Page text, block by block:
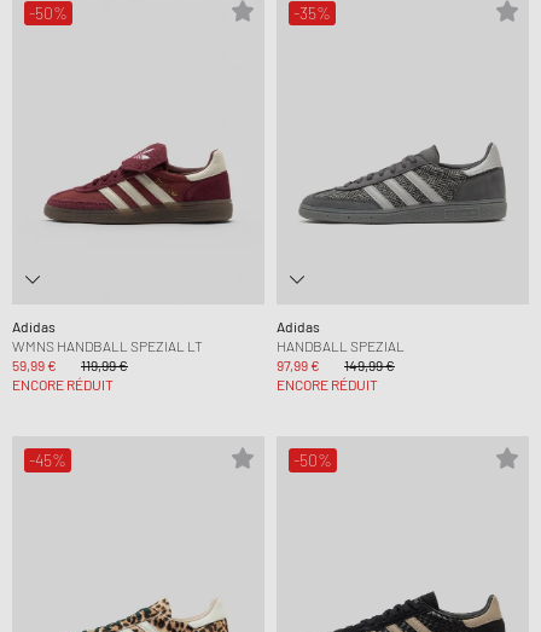
-50%
Adidas
WMNS HANDBALL SPEZIAL LT
59,99 €
119,99 €
ENCORE RÉDUIT
-35%
Adidas
HANDBALL SPEZIAL
97,99 €
149,99 €
ENCORE RÉDUIT
-45% -50%